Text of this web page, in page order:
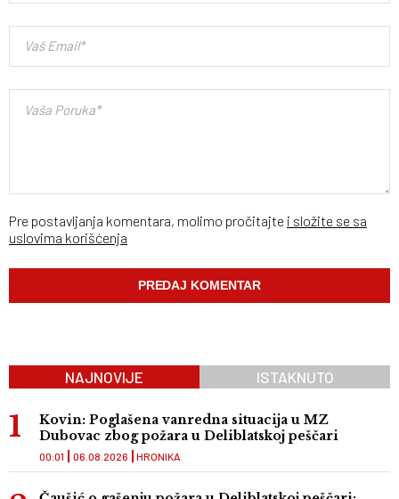
Pre postavljanja komentara, molimo pročitajte i složite se sa
uslovima korišćenja
NAJNOVIJE ISTAKNUTO
Kovin: Poglašena vanredna situacija u MZ
Dubovac zbog požara u Deliblatskoj peščari
HRONIKA
00:01 06.08.2026